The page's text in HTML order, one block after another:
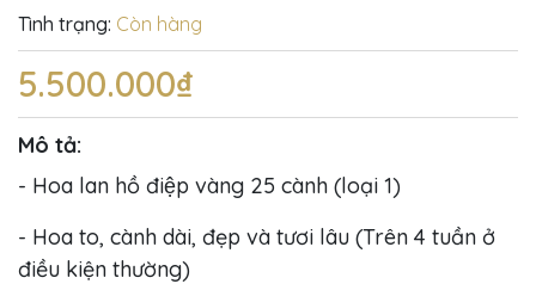
Tình trạng: Còn hàng
5.500.000₫
Mô tả:
- Hoa lan hồ điệp vàng 25 cành (loại 1)
- Hoa to, cành dài, đẹp và tươi lâu (Trên 4 tuần ở
điều kiện thường)